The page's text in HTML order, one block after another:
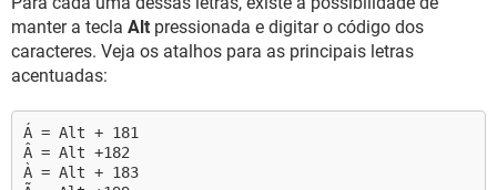
manter a tecla Alt pressionada e digitar o código dos
caracteres. Veja os atalhos para as principais letras
acentuadas:
Á = Alt + 181
Â = Alt +182
À = Alt + 183